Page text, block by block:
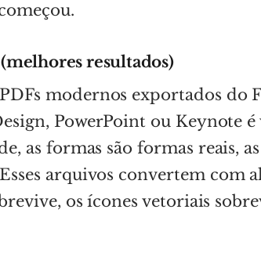
resultados)
modernos exportados do
PowerPoint ou Keynote
as formas são formas reais,
arquivos convertem com
os ícones vetoriais